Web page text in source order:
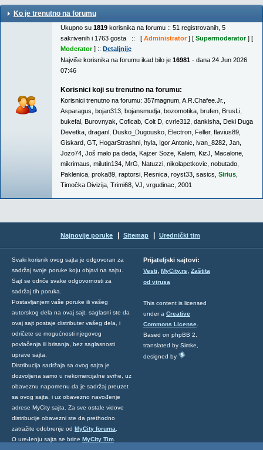
Ko je trenutno na forumu
Ukupno su 1819 korisnika na forumu :: 51 registrovanih, 5
sakrivenih i 1763 gosta :: [ Administrator] [ Supermoderator] [
Moderator] :: Detaljnije
Najviše korisnika na forumu ikad bilo je 16981 - dana 24 Jun 2026
07:46
Korisnici koji su trenutno na forumu:
Korisnici trenutno na forumu: 357magnum A.R.Chafee.Jr.
Asparagus bojan313 bojansmudja bozomotika brufen BrusLi
bukefal Burovnyak Coficab Colt D cvrle312 dankisha Deki Duga
Devetka draganl Dusko_Dugousko Electron Feller, flavius89
Giskard GT, HogarStrashni hyla Igor Antonic ivan_8282 Jan
Jozo74 Još malo pa deda Kajzer Soze Kalem KizJ Macalone
mikrimaus milutin134 MrG Natuzzi nikolapetkovic nobutado
Paklenica proka89 raptorsi Resnica royst33 sasics Sirius
Timočka Divizija Trimi68 VJ vrgudinac 2001
Najnovije poruke Sitemap Urednički tim
Svaki korisnik ovog sajta je odgovoran za
sadržaj svoje poruke koju objavi na sajtu.
Sajt se odriče svake odgovornosti za
sadržaj tih poruka.
Postavljanjem vaše poruke ili vašeg
autorskog dela na ovaj sajt, saglasni ste da
ovaj sajt postaje distributer vašeg dela, i
odričete se mogućnosti njegovog
povlačenja ili brisanja, bez saglasnosti
uprave sajta.
Distribucija sadržaja sa ovog sajta je
dozvoljena samo u nekomercijalne svrhe, uz
obaveznu napomenu da je sadržaj preuzet
sa ovog sajta, i uz obavezno navođenje
adrese MyCity sajta. Za sve ostale vidove
distribucije obavezni ste da prethodno
zatražite odobrenje od MyCity foruma
O uređenju sajta se brine MyCity Tim
Prijateljski sajtovi:
Vesti, MyCity.rs, Zaštita
od virusa
This content is licensed
under a Creative
Commons License
Based on phpBB 2,
translated by Simke,
designed by